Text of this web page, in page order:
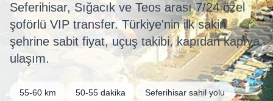
Seferihisar, Sığacık ve Teos arası 7/24 özel
şoförlü VIP transfer. Türkiye'nin ilk sakin
şehrine sabit fiyat, uçuş takibi, kapıdan kapıya
ulaşım.
55-60 km 50-55 dakika Seferihisar sahil yolu